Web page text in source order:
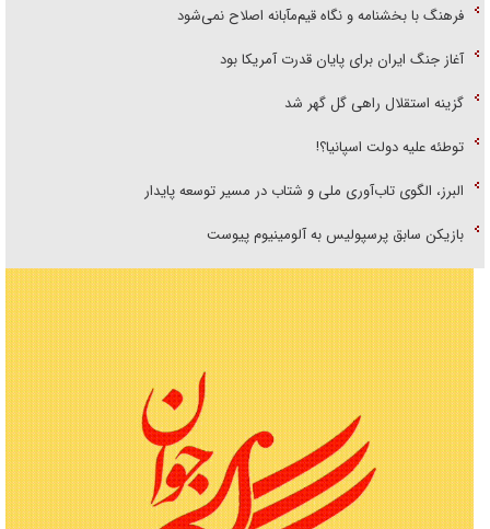
فرهنگ با بخشنامه و نگاه قیم‌مآبانه اصلاح نمی‌شود
آغاز جنگ ایران برای پایان قدرت آمریکا بود
گزینه استقلال راهی گل گهر شد
توطئه علیه دولت اسپانیا؟!
البرز، الگوی تاب‌آوری ملی و شتاب در مسیر توسعه پایدار
بازیکن سابق پرسپولیس به آلومینیوم پیوست